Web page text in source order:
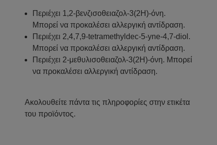
Περιέχει 1,2-βενζισοθειαζολ-3(2H)-όνη.
Μπορεί να προκαλέσει αλλεργική αντίδραση.
Περιέχει 2,4,7,9-tetramethyldec-5-yne-4,7-diol.
Μπορεί να προκαλέσει αλλεργική αντίδραση.
Περιέχει 2-μεθυλισοθειαζολ-3(2H)-όνη. Μπορεί
να προκαλέσει αλλεργική αντίδραση.
Ακολουθείτε πάντα τις πληροφορίες στην ετικέτα
του προϊόντος.